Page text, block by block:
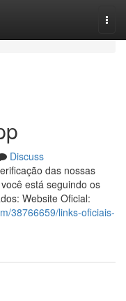
Discuss
das nossas
está seguindo os
Website Oficial:
38766659/links-oficiais-